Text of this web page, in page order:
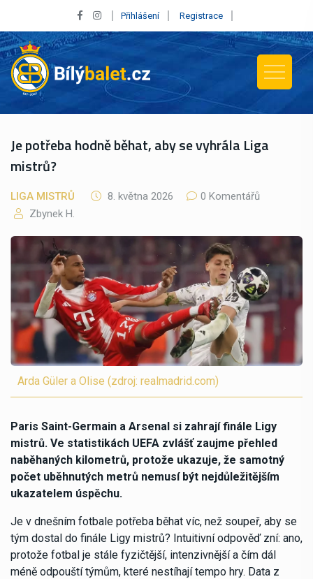
Přihlášení Registrace
Je potřeba hodně běhat, aby se vyhrála Liga
mistrů?
LIGA MISTRŮ 8. května 2026
0 Komentářů
Zbynek H.
Arda Güler a Olise (zdroj: realmadrid.com)
Paris Saint-Germain a Arsenal si zahrají finále Ligy
mistrů. Ve statistikách UEFA zvlášť zaujme přehled
naběhaných kilometrů, protože ukazuje, že samotný
počet uběhnutých metrů nemusí být nejdůležitějším
ukazatelem úspěchu.
Je v dnešním fotbale potřeba běhat víc, než soupeř, aby se
tým dostal do finále Ligy mistrů? Intuitivní odpověď zní: ano,
protože fotbal je stále fyzičtější, intenzivnější a čím dál
méně odpouští týmům, které nestíhají tempo hry. Data z